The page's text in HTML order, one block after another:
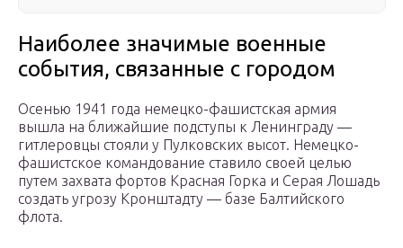
Наиболее значимые военные
события, связанные с городом
Осенью 1941 года немецко-фашистская армия
вышла на ближайшие подступы к Ленинграду —
гитлеровцы стояли у Пулковских высот. Немецко-
фашистское командование ставило своей целью
путем захвата фортов Красная Горка и Серая Лошадь
создать угрозу Кронштадту — базе Балтийского
флота.